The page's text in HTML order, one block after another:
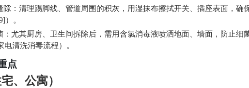
隙：清理踢脚线、管道周围的积灰，用湿抹布擦拭开关、插座表面，确
）。
：尤其厨房、卫生间拆除后，需用含氯消毒液喷洒地面、墙面，防止细
电清洗消毒流程）。
点
、公寓）